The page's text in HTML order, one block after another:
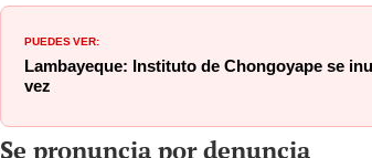
PUEDES VER:
Lambayeque: Instituto de Chongoyape se
vez
Se pronuncia por denuncia